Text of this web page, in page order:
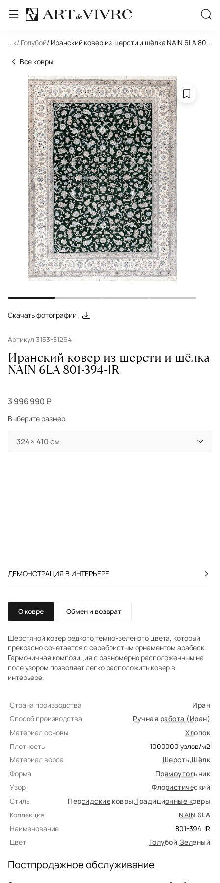
... / Голубой/ Иранский ковер из шерсти и шёлка NAIN 6LA 801-
...
Все ковры
Скачать фотографии
Артикул 3153-51264
Иранский ковер из шерсти и шёлка
NAIN 6LA 801-394-IR
3 996 990 ₽
Выберите размер
ДЕМОНСТРАЦИЯ В ИНТЕРЬЕРЕ
О ковре Обмен и возврат
Шерстяной ковер редкого темно-зеленого цвета, который
прекрасно сочетается с серебристым орнаментом арабеск.
Гармоничная композиция с равномерно расположенным на
поле узором позволяет легко расположить ковер в
интерьере.
Страна производства
Иран
Способ производства
Ручная работа (Иран)
Материал основы
Хлопок
Плотность
1000000 узлов/м2
Материал ворса
Шерсть,Шёлк
Форма
Прямоугольник
Узор
Флористический
Стиль
Персидские ковры,Традиционные ковры
Коллекция
NAIN 6LA
Наименование
801-394-IR
Цвет
Голубой,Зеленый
Постпродажное обслуживание